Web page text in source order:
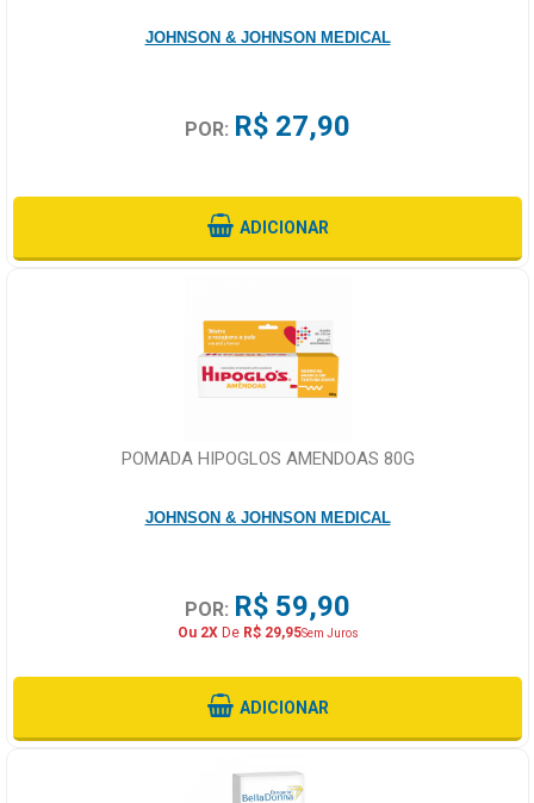
JOHNSON & JOHNSON MEDICAL
POR: R$ 27,90
ADICIONAR
POMADA HIPOGLOS AMENDOAS 80G
JOHNSON & JOHNSON MEDICAL
POR: R$ 59,90
Ou 2XDe R$ 29,95Sem Juros
ADICIONAR